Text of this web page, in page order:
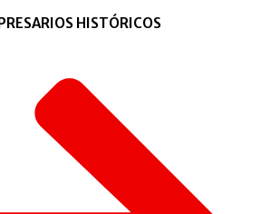
HISTÓRICOS